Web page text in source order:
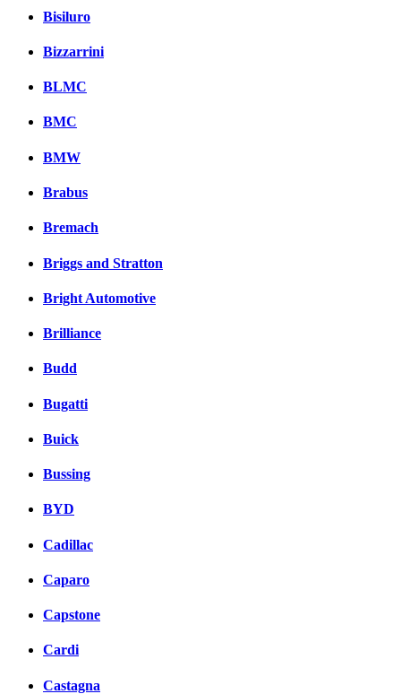
Bisiluro
Bizzarrini
BLMC
BMC
BMW
Brabus
Bremach
Briggs and Stratton
Bright Automotive
Brilliance
Budd
Bugatti
Buick
Bussing
BYD
Cadillac
Caparo
Capstone
Cardi
Castagna